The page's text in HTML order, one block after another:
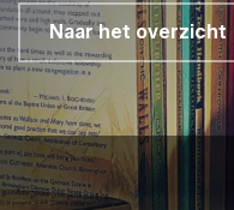
Naar het overzicht